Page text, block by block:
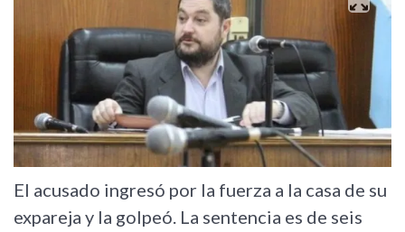
El acusado ingresó por la fuerza a la casa de su
expareja y la golpeó. La sentencia es de seis